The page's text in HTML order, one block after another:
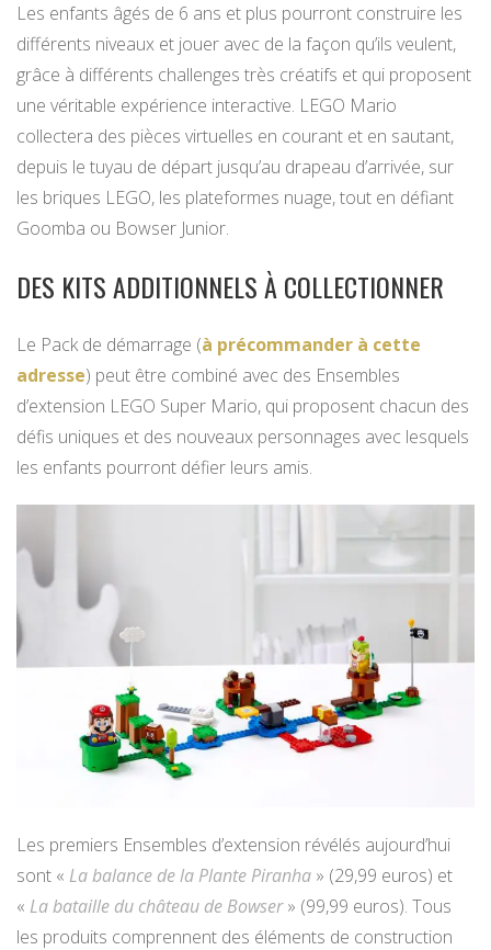
Les enfants âgés de 6 ans et plus pourront construire les
différents niveaux et jouer avec de la façon qu’ils veulent,
grâce à différents challenges très créatifs et qui proposent
une véritable expérience interactive. LEGO Mario
collectera des pièces virtuelles en courant et en sautant,
depuis le tuyau de départ jusqu’au drapeau d’arrivée, sur
les briques LEGO, les plateformes nuage, tout en défiant
Goomba ou Bowser Junior.
DES KITS ADDITIONNELS À COLLECTIONNER
Le Pack de démarrage (à précommander à cette
adresse) peut être combiné avec des Ensembles
d’extension LEGO Super Mario, qui proposent chacun des
défis uniques et des nouveaux personnages avec lesquels
les enfants pourront défier leurs amis.
Les premiers Ensembles d’extension révélés aujourd’hui
sont « La balance de la Plante Piranha » (29,99 euros) et
« La bataille du château de Bowser» (99,99 euros). Tous
les produits comprennent des éléments de construction